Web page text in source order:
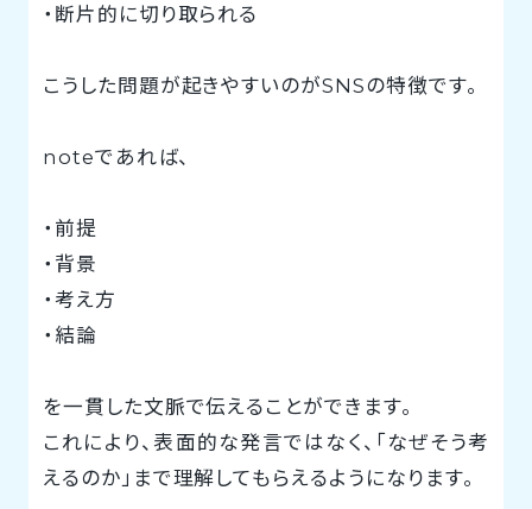
・断片的に切り取られる
こうした問題が起きやすいのがSNSの特徴です。
noteであれば、
・前提
・背景
・考え方
・結論
を一貫した文脈で伝えることができます。
これにより、表面的な発言ではなく、「なぜそう考
えるのか」まで理解してもらえるようになります。